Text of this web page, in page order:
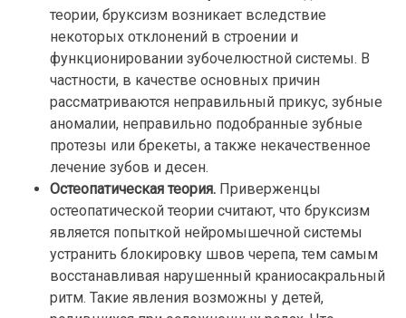
теории, бруксизм возникает вследствие
некоторых отклонений в строении и
функционировании зубочелюстной системы. В
частности, в качестве основных причин
рассматриваются неправильный прикус, зубные
аномалии, неправильно подобранные зубные
протезы или брекеты, а также некачественное
лечение зубов и десен.
Остеопатическая теория. Приверженцы
остеопатической теории считают, что бруксизм
является попыткой нейромышечной системы
устранить блокировку швов черепа, тем самым
восстанавливая нарушенный краниосакральный
ритм. Такие явления возможны у детей,